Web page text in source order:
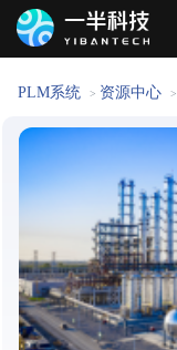
PLM系统 > 资源中心 >